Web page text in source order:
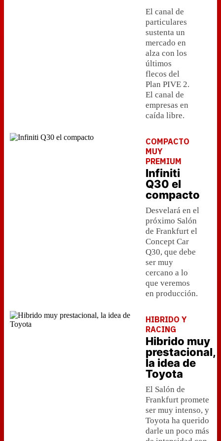
El canal de
particulares
sustenta un
mercado en
alza con los
últimos
flecos del
Plan PIVE 2.
El canal de
empresas en
caída libre.
COMPACTO
MUY
PREMIUM
Infiniti
Q30 el
compacto
Desvelará en el
próximo Salón
de Frankfurt el
Concept Car
Q30, que debe
ser muy
cercano a lo
que veremos
en producción.
HIBRIDO Y
RACING
Hibrido muy
prestacional,
la idea de
Toyota
El Salón de
Frankfurt promete
ser muy intenso, y
Toyota ha querido
darle un poco más